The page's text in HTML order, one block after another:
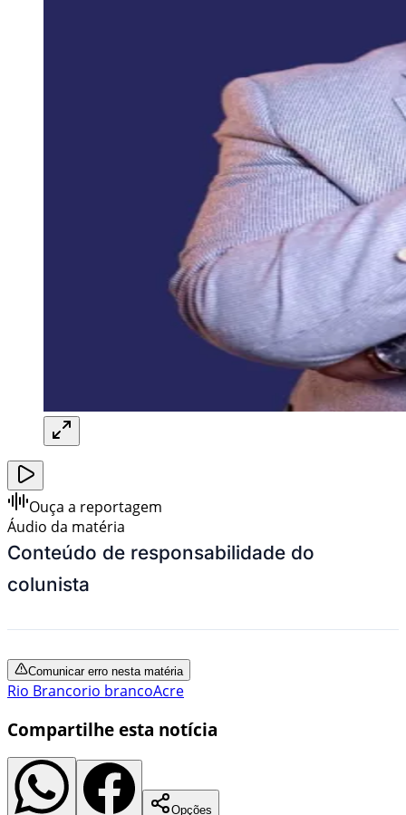
Ouça a reportagem
Áudio da matéria
Conteúdo de responsabilidade do
colunista
Comunicar erro nesta matéria
Rio Brancorio brancoAcre
Compartilhe esta notícia
Opções